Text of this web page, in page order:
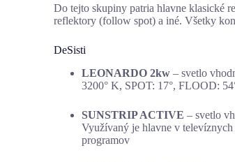
Do tejto skupiny patria hlavne klasické
reflektory (follow spot) a iné. Všetky
DeSisti
LEONARDO 2kw – svetlo
3200° K, SPOT: 17°, FLOOD:
SUNSTRIP ACTIVE – svetlo
Využívaný je hlavne v
programov